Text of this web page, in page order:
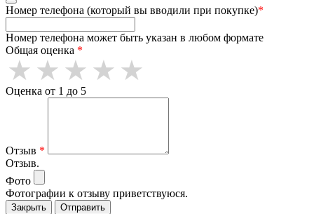
Номер телефона (который вы вводили при покупке)*
Номер телефона может быть указан в любом формате
Общая оценка *
Оценка от 1 до 5
Отзыв *
Отзыв.
Фото
Фотографии к отзыву приветствуюся.
Закрыть Отправить